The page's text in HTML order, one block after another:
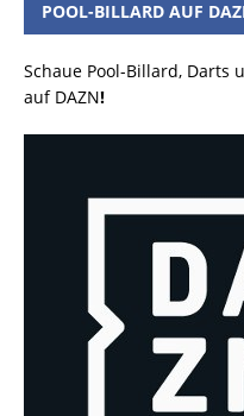
POOL-BILLARD AUF
Schaue Pool-Billard, Darts
auf DAZN!